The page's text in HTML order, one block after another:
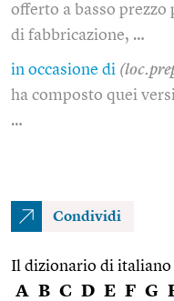
offerto a basso prezzo
di fabbricazione, …
in occasione di
ha composto quei
…
Condividi
Il dizionario di italiano
A B C D E F G